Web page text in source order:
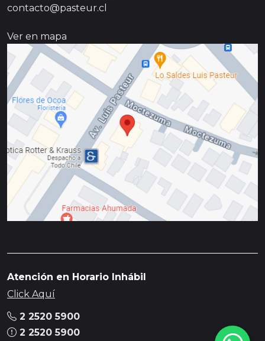
contacto@pasteur.cl
Ver en mapa
Atención en Horario Inhábil
Click Aquí
2 2520 5900
2 2520 5900